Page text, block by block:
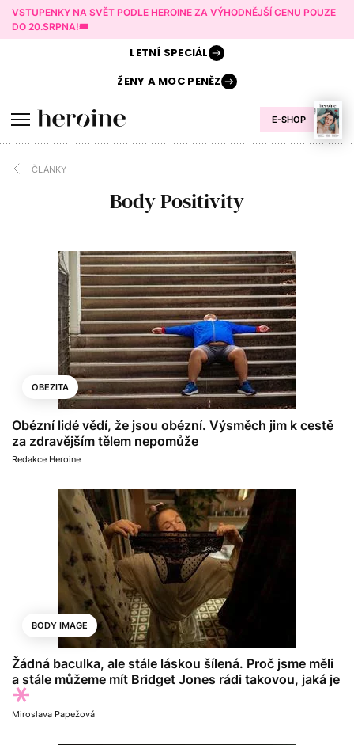
VSTUPENKY NA SVĚT PODLE HEROINE ZA VÝHODNĚJŠÍ CENU POUZE
DO 20.SRPNA!🎟️
E-SHOP
LETNÍ SPECIÁL
ŽENY AMOC PENĚZ
ČLÁNKY
Body Positivity
OBEZITA
Obézní lidé vědí, že jsou obézní. Výsměch jim k cestě
za zdravějším tělem nepomůže
Redakce Heroine
BODY IMAGE
Žádná baculka, ale stále láskou šílená. Proč jsme měli
a stále můžeme mít Bridget Jones rádi takovou, jaká je
Miroslava Papežová